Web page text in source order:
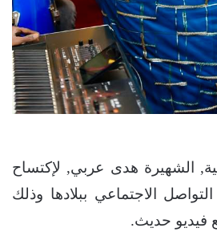
الشهيرة هدى عربي, لإكتساح
الاجتماعي ببلادها وذلك
فيديو حديث.